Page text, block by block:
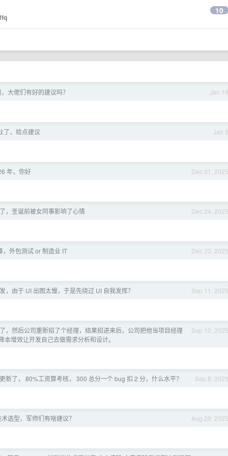
10
Jan 19
大佬们有好的建议吗？
Jan 5
了，给点建议
Dec 31, 2025
年，你好
Dec 24, 2025
，圣诞前被女同事影响了心情
Dec 23, 2025
，外包测试 or 制造业 IT
Sep 11, 2025
，由于 UI 出图太慢，于是先绕过 UI 自我发挥？
Sep 10, 2025
，然后公司重新招了个经理，结果招进来后，公司把他当项目经理
增效让开发自己去做需求分析和设计。
Sep 8, 2025
新了， 80%工资算考核， 300 总分一个 bug 扣 2 分，什么水平？
Aug 29, 2025
选型，军师们有啥建议？